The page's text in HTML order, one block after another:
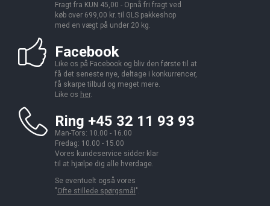
Fragt fra KUN 45,00 - Opnå fri fragt ved
køb over 699,00 kr. til GLS pakkeshop
med en vægt på under 20 kg.
Facebook
Like os på Facebook og bliv den første til at
få det seneste nye, deltage i konkurrencer,
få skarpe tilbud og meget mere.
Like os her.
Ring +45 32 11 93 93
Man-Tors: 10.00 - 16.00
Fredag: 10.00 - 15.00
Vores kundeservice sidder klar
til at hjælpe dig alle hverdage.
Se eventuelt også vores
"Ofte stillede spørgsmål ".